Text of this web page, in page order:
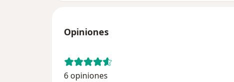
Opiniones
6 opiniones